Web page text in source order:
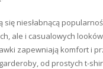
się niesłabnącą
ale i casualowych
zapewniają komfort i
od prostych t-